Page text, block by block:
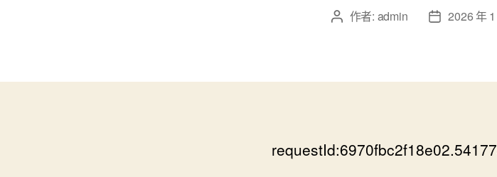
文 作者: admin
文
日
2026 年